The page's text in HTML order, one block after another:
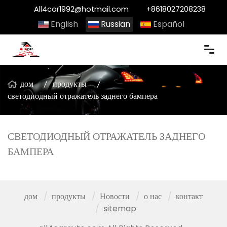
All4car1992@hotmail.com +8618027208238
English Russian Español
дом
продукты
светодиодный отражатель заднего бампера
СВЕТОДИОДНЫЙ ОТРАЖАТЕЛЬ ЗАДНЕГО
БАМПЕРА
дом продукты Новости о нас
контакт
sitemap